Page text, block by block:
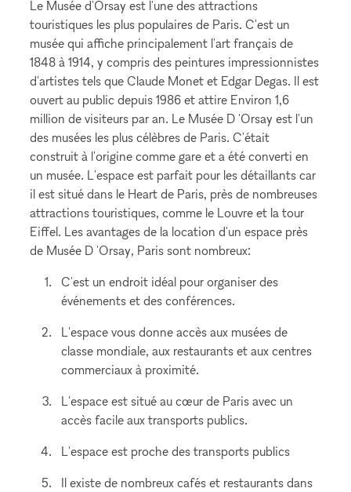
Le Musée d'Orsay est l'une des attractions
touristiques les plus populaires de Paris. C'est un
musée qui affiche principalement l'art français de
1848 à 1914, y compris des peintures impressionnistes
d'artistes tels que Claude Monet et Edgar Degas. Il est
ouvert au public depuis 1986 et attire Environ 1,6
million de visiteurs par an. Le Musée D 'Orsay est l'un
des musées les plus célèbres de Paris. C'était
construit à l'origine comme gare et a été converti en
un musée. L'espace est parfait pour les détaillants car
il est situé dans le Heart de Paris, près de nombreuses
attractions touristiques, comme le Louvre et la tour
Eiffel. Les avantages de la location d'un espace près
de Musée D 'Orsay, Paris sont nombreux:
C'est un endroit idéal pour organiser des
événements et des conférences.
L'espace vous donne accès aux musées de
classe mondiale, aux restaurants et aux centres
commerciaux à proximité.
L'espace est situé au cœur de Paris avec un
accès facile aux transports publics.
L'espace est proche des transports publics
Il existe de nombreux cafés et restaurants dans